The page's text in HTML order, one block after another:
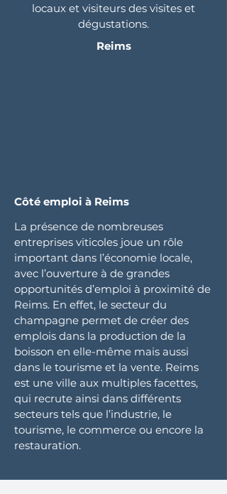
locaux et visiteurs des visites et
dégustations.
Reims
Côté emploi à Reims
La présence de nombreuses
entreprises viticoles joue un rôle
important dans l’économie locale,
avec l’ouverture à de grandes
opportunités d’emploi à proximité de
Reims. En effet, le secteur du
champagne permet de créer des
emplois dans la production de la
boisson en elle-même mais aussi
dans le tourisme et la vente. Reims
est une ville aux multiples facettes,
qui recrute ainsi dans différents
secteurs tels que l’industrie, le
tourisme, le commerce ou encore la
restauration.